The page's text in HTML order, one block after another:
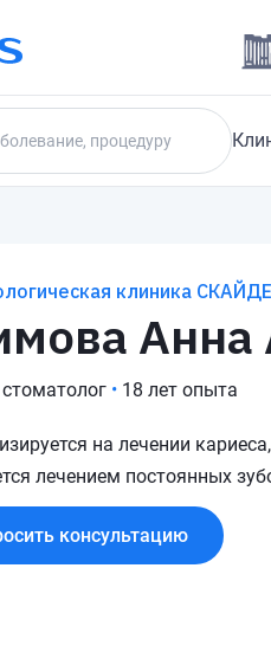
клиника
Анна
• 18 лет опыта
на лечении
лечением постоянных
консультацию